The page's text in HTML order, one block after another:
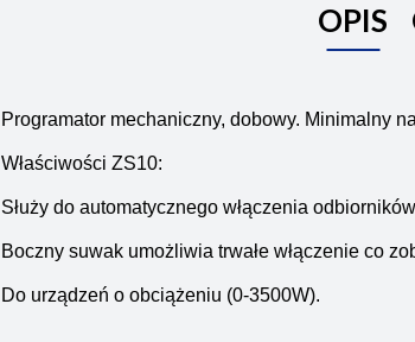
OPIS
Programator mechaniczny, dobowy. Minimalny
Właściwości ZS10:
Służy do automatycznego włączenia
Boczny suwak umożliwia trwałe włączenie co
Do urządzeń o obciążeniu (0-3500W).